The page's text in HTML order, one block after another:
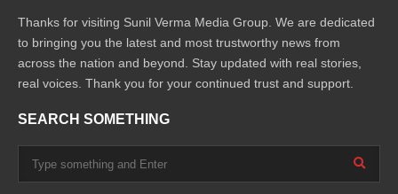
Thanks for visiting Sunil Verma Media Group. We are dedicated
to bringing you the latest and most trustworthy news from
across the nation and beyond. Stay updated with real stories,
real voices. Thank you for your continued trust and support.
SEARCH SOMETHING